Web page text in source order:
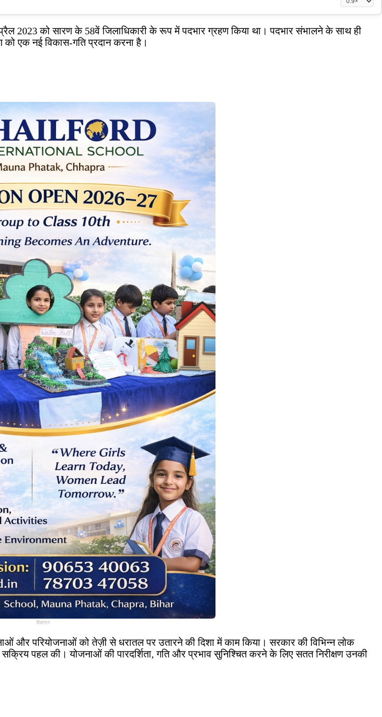
2023 को सारण के 58वें जिलाधिकारी के रूप में पदभार ग्रहण किया था। पदभार संभालने के साथ ही
को एक नई विकास-गति प्रदान करना है।
विज्ञापन
परियोजनाओं को तेज़ी से धरातल पर उतारने की दिशा में काम किया। सरकार की विभिन्न लोक
पहल की। योजनाओं की पारदर्शिता, गति और प्रभाव सुनिश्चित करने के लिए सतत निरीक्षण उनकी